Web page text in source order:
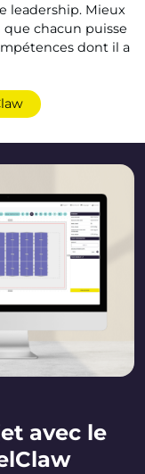
leadership. Mieux
chacun puisse
dont il a
avec le